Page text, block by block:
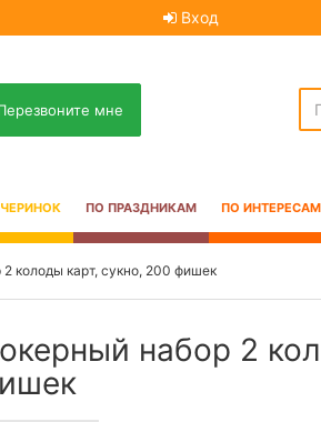
Вход
мне
ПО ПРАЗДНИКАМ ПО ИНТЕРЕСАМ
колоды карт, сукно, 200 фишек
набор 2